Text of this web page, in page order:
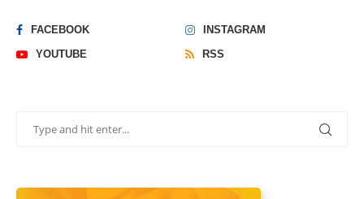
FACEBOOK
INSTAGRAM
YOUTUBE
RSS